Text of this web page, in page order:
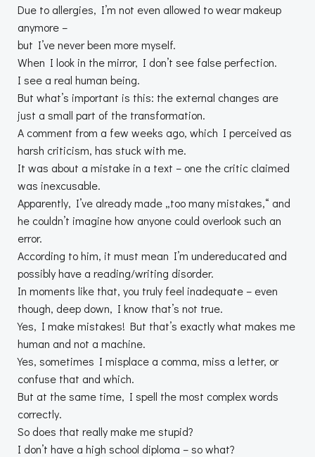
Due to allergies, I’m not even allowed to wear makeup
anymore –
but I’ve never been more myself.
When I look in the mirror, I don’t see false perfection.
I see a real human being.
But what’s important is this: the external changes are
just a small part of the transformation.
A comment from a few weeks ago, which I perceived as
harsh criticism, has stuck with me.
It was about a mistake in a text – one the critic claimed
was inexcusable.
Apparently, I’ve already made „too many mistakes,“ and
he couldn’t imagine how anyone could overlook such an
error.
According to him, it must mean I’m undereducated and
possibly have a reading/writing disorder.
In moments like that, you truly feel inadequate – even
though, deep down, I know that’s not true.
Yes, I make mistakes! But that’s exactly what makes me
human and not a machine.
Yes, sometimes I misplace a comma, miss a letter, or
confuse that and which.
But at the same time, I spell the most complex words
correctly.
So does that really make me stupid?
I don’t have a high school diploma – so what?